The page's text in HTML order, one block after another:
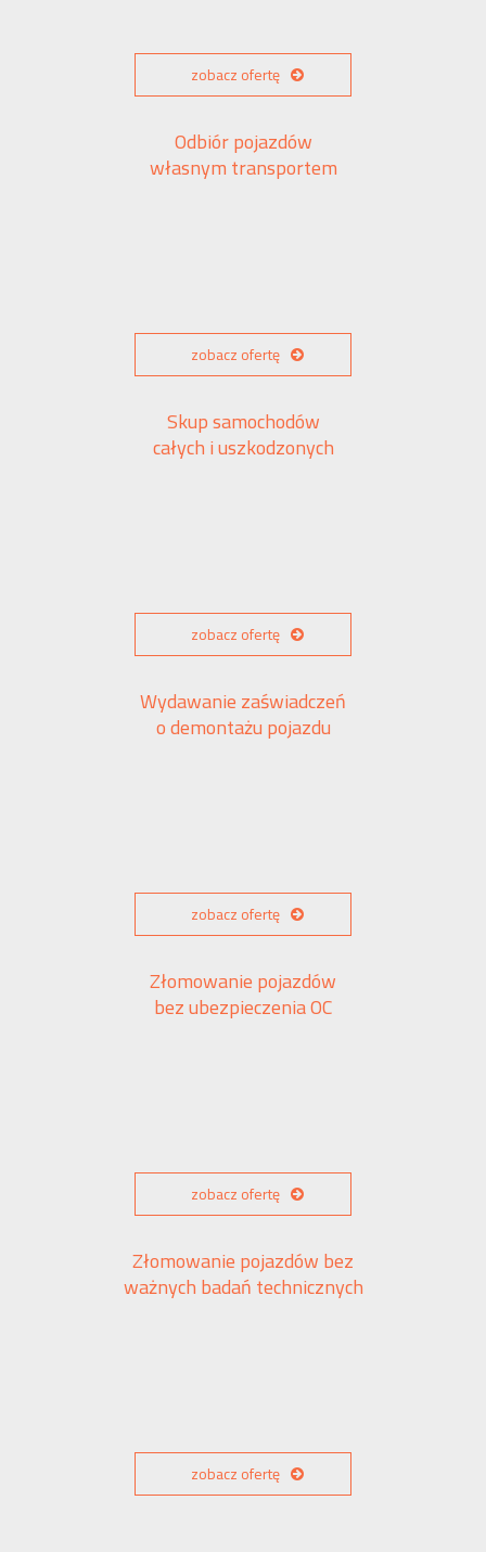
zobacz ofertę
Odbiór pojazdów
własnym transportem
zobacz ofertę
Skup samochodów
całych i uszkodzonych
zobacz ofertę
Wydawanie zaświadczeń
o demontażu pojazdu
zobacz ofertę
Złomowanie pojazdów
bez ubezpieczenia OC
zobacz ofertę
Złomowanie pojazdów bez
ważnych badań technicznych
zobacz ofertę